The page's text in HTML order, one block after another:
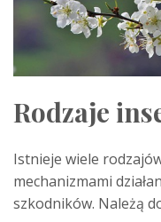
Rodzaje
Istnieje wiele
mechanizmami
szkodników. Należą